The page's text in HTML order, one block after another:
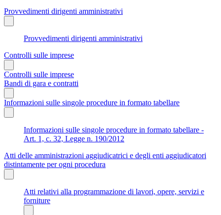
Provvedimenti dirigenti amministrativi
Provvedimenti dirigenti amministrativi
Controlli sulle imprese
Controlli sulle imprese
Bandi di gara e contratti
Informazioni sulle singole procedure in formato tabellare
Informazioni sulle singole procedure in formato tabellare -
Art. 1, c. 32, Legge n. 190/2012
Atti delle amministrazioni aggiudicatrici e degli enti aggiudicatori
distintamente per ogni procedura
Atti relativi alla programmazione di lavori, opere, servizi e
forniture